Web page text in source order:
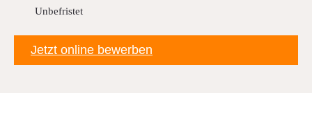
Unbefristet
Jetzt online bewerben